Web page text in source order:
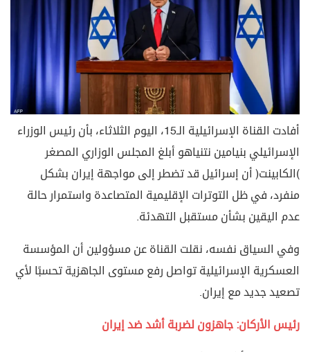
أفادت القناة الإسرائيلية الـ15، اليوم الثلاثاء، بأن رئيس الوزراء
الإسرائيلي بنيامين نتنياهو أبلغ المجلس الوزاري المصغر
(الكابينت) أن إسرائيل قد تضطر إلى مواجهة إيران بشكل
منفرد، في ظل التوترات الإقليمية المتصاعدة واستمرار حالة
عدم اليقين بشأن مستقبل التهدئة.
وفي السياق نفسه، نقلت القناة عن مسؤولين أن المؤسسة
العسكرية الإسرائيلية تواصل رفع مستوى الجاهزية تحسبًا لأي
تصعيد جديد مع إيران.
رئيس الأركان: جاهزون لضربة أشد ضد إيران